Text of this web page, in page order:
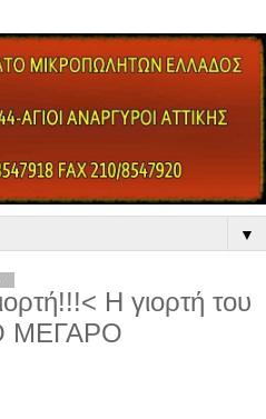
▼
Η γιορτή του
ΜΕΓΑΡΟ